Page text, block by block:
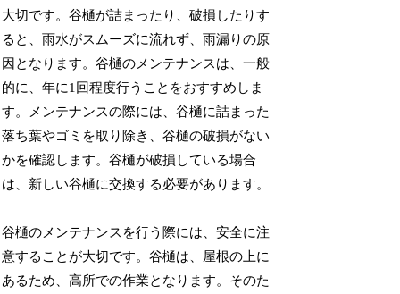
大切です。谷樋が詰まったり、破損したりす
ると、雨水がスムーズに流れず、雨漏りの原
因となります。谷樋のメンテナンスは、一般
的に、年に1回程度行うことをおすすめしま
す。メンテナンスの際には、谷樋に詰まった
落ち葉やゴミを取り除き、谷樋の破損がない
かを確認します。谷樋が破損している場合
は、新しい谷樋に交換する必要があります。
谷樋のメンテナンスを行う際には、安全に注
意することが大切です。谷樋は、屋根の上に
あるため、高所での作業となります。そのた